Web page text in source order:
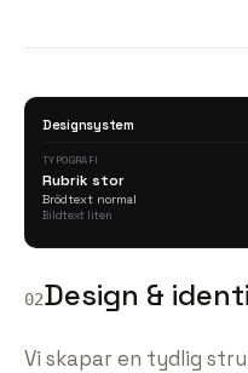
Designsystem
TYPOGRAFI
Rubrik stor
Brödtext normal
Bildtext liten
02Design &
Vi skapar en tydlig